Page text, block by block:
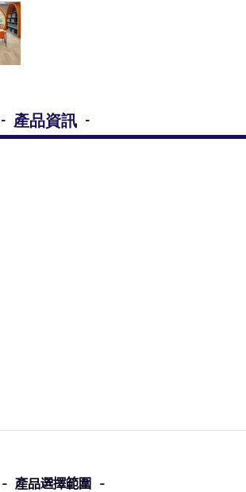
- 產品資訊 -
- 產品選擇範圍 -